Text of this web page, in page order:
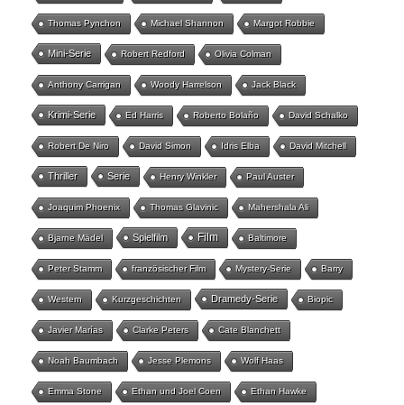
Thomas Pynchon Michael Shannon Margot Robbie
Mini-Serie Robert Redford Olivia Colman
Anthony Carrigan Woody Harrelson Jack Black
Krimi-Serie Ed Harris Roberto Bolaño David Schalko
Robert De Niro David Simon Idris Elba David Mitchell
Thriller Serie Henry Winkler Paul Auster
Joaquim Phoenix Thomas Glavinic Mahershala Ali
Bjarne Mädel Spielfilm Film Baltimore
Peter Stamm französischer Film Mystery-Serie Barry
Western Kurzgeschichten Dramedy-Serie Biopic
Javier Marías Clarke Peters Cate Blanchett
Noah Baumbach Jesse Plemons Wolf Haas
Emma Stone Ethan und Joel Coen Ethan Hawke